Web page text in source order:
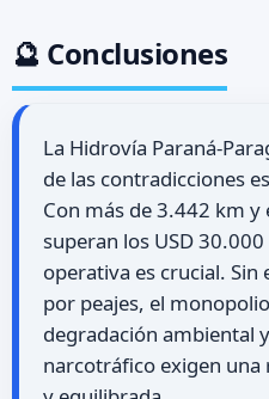
🔮 Conclusiones
La Hidrovía Paraná-
de las contradicciones
Con más de 3.442 km
superan los USD
operativa es crucial.
por peajes, el monopolio
degradación ambiental
narcotráfico exigen una